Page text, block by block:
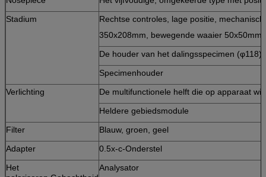
Stadium
Rechtse controles, lage positie,
350x208mm, bewegende waaier 50x50mm.
De houder van het dalingsspecimen (φ118)
Specimenhouder
Verlichting
De multifunctionele helft die op apparaat
Heldere gebiedsmodule
Filter
Blauw, groen, geel
Adapter
0.5x-c-Onderstel
Het
Analysator